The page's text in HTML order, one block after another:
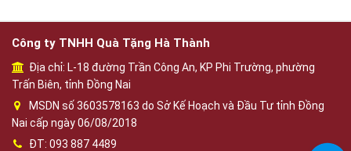
Công ty TNHH Quà Tặng Hà Thành
Địa chỉ: L-18 đường Trần Công An, KP Phi Trường, phường
Trấn Biên, tỉnh Đồng Nai
MSDN số 3603578163 do Sở Kế Hoạch và Đầu Tư tỉnh Đồng
Nai cấp ngày 06/08/2018
ĐT: 093 887 4489